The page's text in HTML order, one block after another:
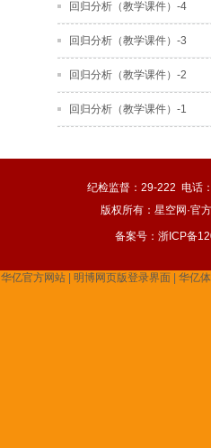
回归分析（教学课件）-4
回归分析（教学课件）-3
回归分析（教学课件）-2
回归分析（教学课件）-1
纪检监督：29-222 电话
版权所有：星空网·官
备案号： 浙ICP备
华亿官方网站| 明博网页版登录界面| 华亿